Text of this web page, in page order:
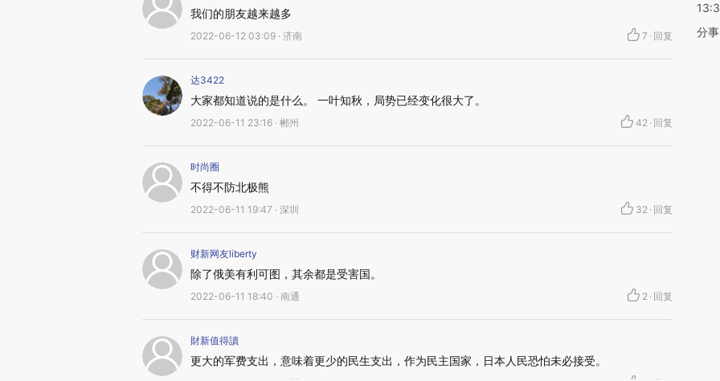
我们的朋友越来越多
2022-06-12 03:09 · 济南 7 · 回复
达3422
大家都知道说的是什么。 一叶知秋，局势已经变化很大了。
2022-06-11 23:16 · 郴州 42 · 回复
时尚圈
不得不防北极熊
2022-06-11 19:47 · 深圳 32 · 回复
财新网友liberty
除了俄美有利可图，其余都是受害国。
2022-06-11 18:40 · 南通 2 · 回复
財新值得讀
更大的军费支出，意味着更少的民生支出，作为民主国家，日本人民恐怕未必接受。
分